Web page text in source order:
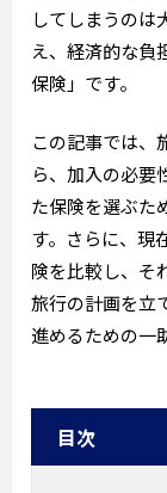
してしまうのは
え、経済的な負
保険」です。
この記事では、
ら、加入の必要
た保険を選ぶた
す。さらに、現
険を比較し、そ
旅行の計画を立
進めるための一
目次